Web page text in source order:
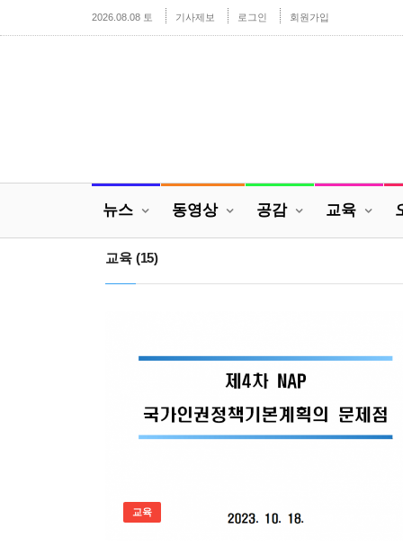
2026.08.08 토 기사제보 로그인 회원가입
뉴스 동영상 공감 교육
교육 (15)
교육